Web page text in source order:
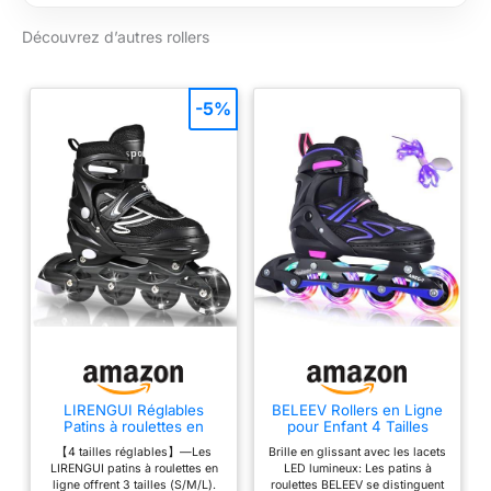
Abec7, châssis
composite.
【Système triple
ventilation】
L'intérieur de la
chaussure est
extrêmement bien
ventilé - Double
Vent-System
d'amortissement,
construction de
chaussures système
Trust-Fit - DSAS -
Système amortisseur
Découvrez d’autres rollers
LIRENGUI Réglables
Patins à roulettes en
Ligne pour garçons et
Filles, Noir Blanc Patins à
roulettes à 4 Roues pour
【4 tailles réglables】—Les
LIRENGUI patins à roulettes en
ligne offrent 3 tailles (S/M/L).
-5%
BELEEV Rollers en Ligne
pour Enfant 4 Tailles
roulettes avec Lacets et
Roues LED Lumineuses,
Brille en glissant avec les lacets
LED lumineux: Les patins à
roulettes BELEEV se distinguent